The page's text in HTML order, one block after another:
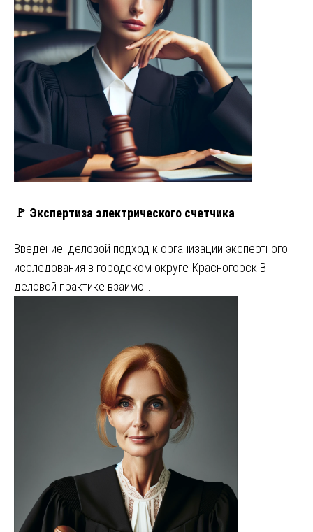
🚩 Экспертиза электрического счетчика
Введение: деловой подход к организации экспертного
исследования в городском округе Красногорск В
деловой практике взаимо…